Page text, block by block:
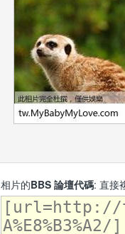
相片的BBS 論壇代碼: 直接